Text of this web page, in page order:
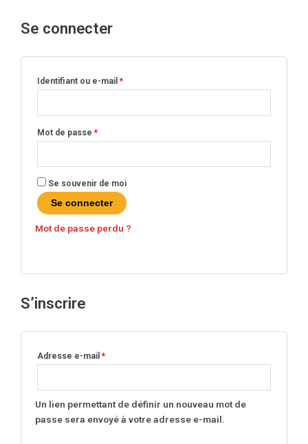
Se connecter
Identifiant ou e-mail*
Mot de passe*
Obligatoire
Se souvenir de moi
Se connecter
Mot de passe perdu ?
S’inscrire
Adresse e-mail*
Obligatoire
Un lien permettant de définir un nouveau mot de
passe sera envoyé à votre adresse e-mail.